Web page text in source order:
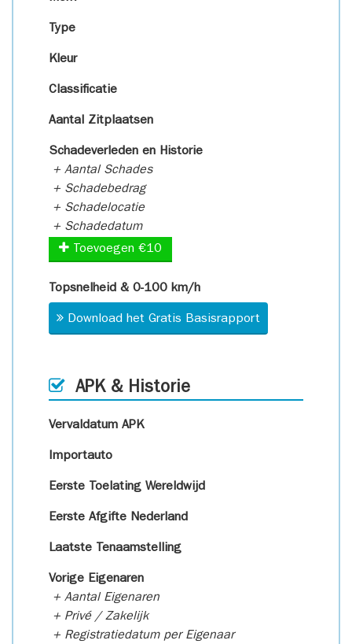
Type
Kleur
Classificatie
Aantal Zitplaatsen
Schadeverleden en Historie
+ Aantal Schades
+ Schadebedrag
+ Schadelocatie
+ Schadedatum
Toevoegen €10
Topsnelheid & 0-100 km/h
Download het Gratis Basisrapport
APK & Historie
Vervaldatum APK
Importauto
Eerste Toelating Wereldwijd
Eerste Afgifte Nederland
Laatste Tenaamstelling
Vorige Eigenaren
+ Aantal Eigenaren
+ Privé / Zakelijk
+ Registratiedatum per Eigenaar